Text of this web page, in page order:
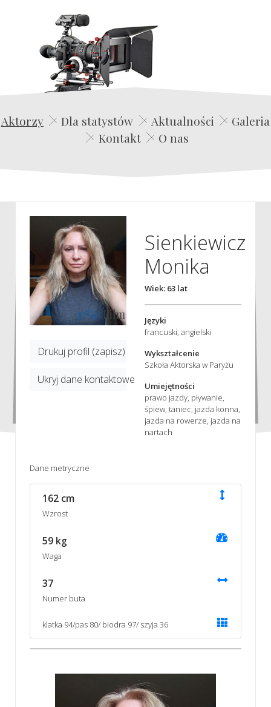
Edwin Film Agencja Aktorska
Aktorzy Dla statystów Aktualności
Galeria
Kontakt
O nas
Drukuj profil (zapisz)
Ukryj dane kontaktowe
Sienkiewicz
Monika
Wiek: 63 lat
Języki
francuski, angielski
Wykształcenie
Szkoła Aktorska w Paryżu
Umiejętności
prawo jazdy, pływanie,
śpiew, taniec, jazda konna,
jazda na rowerze, jazda na
nartach
Dane metryczne
162 cm
Wzrost
59 kg
Waga
37
Numer buta
klatka 94/pas 80/ biodra 97/ szyja 36